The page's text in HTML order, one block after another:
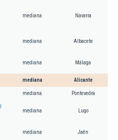
mediana Navarra
mediana Albacete
mediana Málaga
mediana Alicante
mediana Pontevedra
mediana Lugo
mediana Jaén